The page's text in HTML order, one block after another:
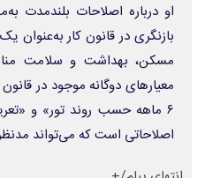
او درباره اصلاحات بلندمدت
بازنگری در قانون کار به‌عنوان
مسکن، بهداشت و سلامت
معیارهای دوگانه موجود در
۶ ماهه حسب روند تور» و
اصلاحاتی است که می‌تواند مدنظر